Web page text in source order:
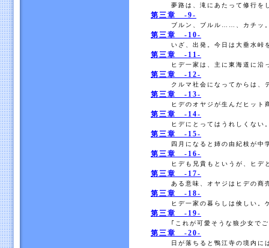
夢路は、滝にあたって修行
第三章 -9-
ブルン、ブルル……、カチッ
第三章 -10-
いざ、出発。今日は大垂水
第三章 -11-
ヒデ一家は、主に東海道に
第三章 -12-
クルマ社会になってからは
第三章 -13-
ヒデのオヤジが生んだヒッ
第三章 -14-
ヒデにとってはうれしくな
第三章 -15-
四月になると姉の由紀枝が
第三章 -16-
ヒデも兄貴もというが、ヒ
第三章 -17-
ある意味、オヤジはヒデの
第三章 -18-
ヒデ一家の暮らしは倹しい
第三章 -19-
｢これが可愛そうな狼少女で
第三章 -20-
日が落ちると鴨江寺の境内